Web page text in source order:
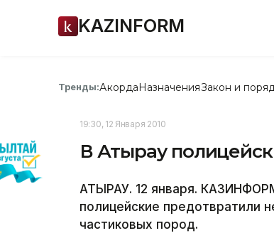
KAZINFORM
Тренды:АкордаНазначенияЗакон и
19:30, 12 Января 2010
В Атырау
АТЫРАУ. 12 января.
полицейские предотвратили
частиковых пород.